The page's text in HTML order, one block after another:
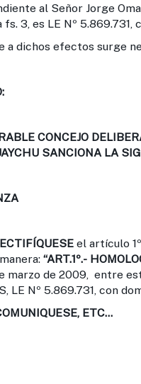
al Señor Jorge
fs. 3, es LE Nº
efectos surge
CONCEJO
SANCIONA LA
el artículo
“ART.1º.-
marzo de 2009, entre
LE Nº 5.869.731, con
ETC…